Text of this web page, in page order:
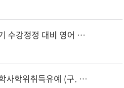
[학부] 2026학년도 2학기 수강정정 대비 영어 기초학력 진단평가 실시 안내
[학부-4학년] 26년 8월 학사학위취득유예 (구. 졸유) 시행계획 알림